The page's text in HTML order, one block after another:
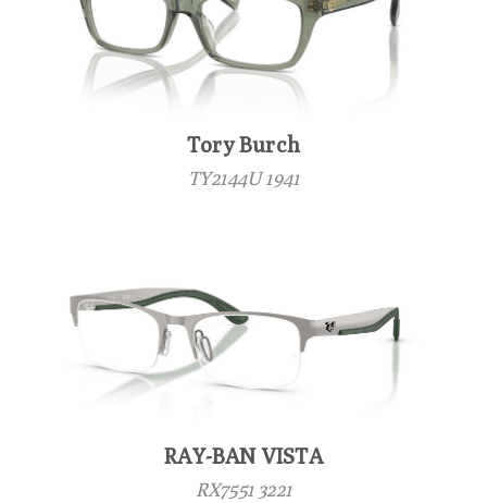
Tory Burch
TY2144U 1941
RAY-BAN VISTA
RX7551 3221